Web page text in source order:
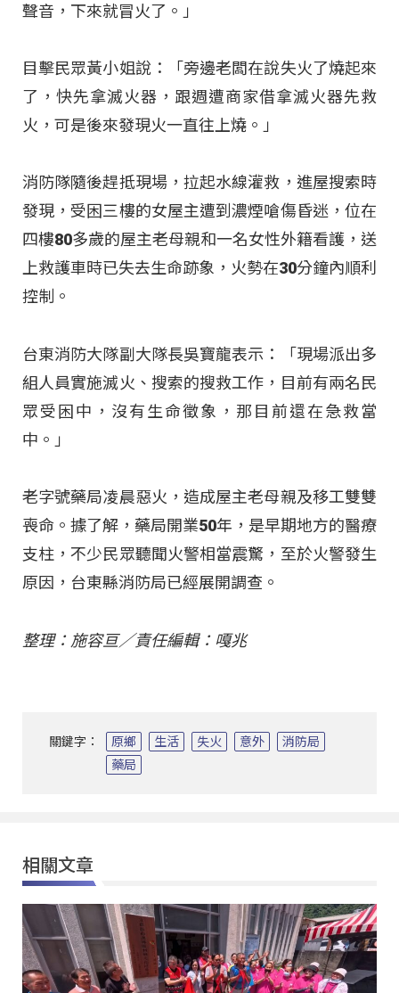
聲音，下來就冒火了。」
目擊民眾黃小姐說：「旁邊老闆在說失火了燒起來
了，快先拿滅火器，跟週遭商家借拿滅火器先救
火，可是後來發現火一直往上燒。」
消防隊隨後趕抵現場，拉起水線灌救，進屋搜索時
發現，受困三樓的女屋主遭到濃煙嗆傷昏迷，位在
四樓80多歲的屋主老母親和一名女性外籍看護，送
上救護車時已失去生命跡象，火勢在30分鐘內順利
控制。
台東消防大隊副大隊長吳寶龍表示：「現場派出多
組人員實施滅火、搜索的搜救工作，目前有兩名民
眾受困中，沒有生命徵象，那目前還在急救當
中。」
老字號藥局凌晨惡火，造成屋主老母親及移工雙雙
喪命。據了解，藥局開業50年，是早期地方的醫療
支柱，不少民眾聽聞火警相當震驚，至於火警發生
原因，台東縣消防局已經展開調查。
整理：施容亘／責任編輯：嘎兆
關鍵字： 原鄉 生活 失火 意外
消防局
藥局
相關文章